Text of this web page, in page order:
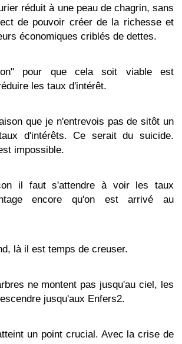
réduit à une peau de chagrin, sans
de pouvoir créer de la richesse et
économiques criblés de dettes.
pour que cela soit viable est
les taux d'intérêt.
que je n'entrevois pas de sitôt un
d'intérêts. Ce serait du suicide.
impossible.
il faut s'attendre à voir les taux
encore qu'on est arrivé au
là il est temps de creuser.
ne montent pas jusqu'au ciel, les
jusqu'aux Enfers2.
un point crucial. Avec la crise de